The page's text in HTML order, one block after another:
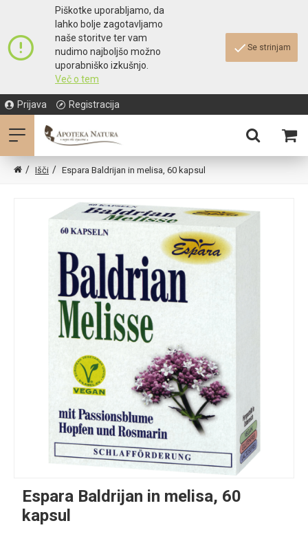
Piškotke uporabljamo, da
lahko bolje zagotavljamo
naše storitve ter vam
nudimo najboljšo možno
uporabniško izkušnjo.
Več o tem
Se strinjam
Prijava Registracija
Išči Espara Baldrijan in melisa, 60 kapsul
Espara Baldrijan in melisa, 60
kapsul